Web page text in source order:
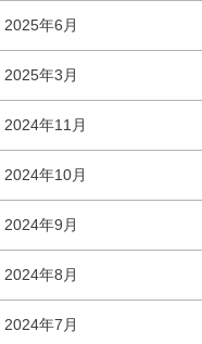
2025年6月
2025年3月
2024年11月
2024年10月
2024年9月
2024年8月
2024年7月